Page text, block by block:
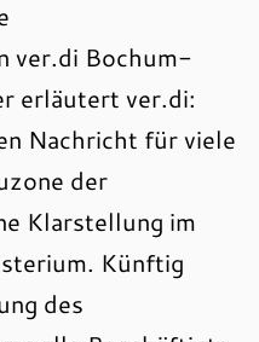
ver.di Bochum-
erläutert ver.di:
Nachricht für viele
der
Klarstellung im
Künftig
des